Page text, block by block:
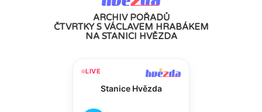
ARCHIV POŘADŮ
ČTVRTKY S VÁCLAVEM HRABÁKEM
NA STANICI HVĚZDA
LIVE
Stanice Hvězda